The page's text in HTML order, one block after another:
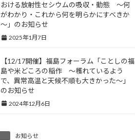
おける放射性セシウムの吸収・動態 ～何
がわかり・これから何を明らかにすべきか
～」のお知らせ
2025年1月7日
【12/17開催】福島フォーラム「ことしの福
島や米どころの稲作 ～穫れているよう
で、異常高温と天候不順も大きかった～」
のお知らせ
2024年12月6日
お知らせ